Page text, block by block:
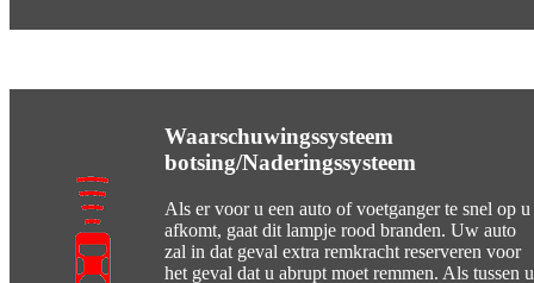
Waarschuwingssysteem
botsing/Naderingssysteem
Als er voor u een auto of voetganger te snel op u
afkomt, gaat dit lampje rood branden. Uw auto
zal in dat geval extra remkracht reserveren voor
het geval dat u abrupt moet remmen. Als tussen u